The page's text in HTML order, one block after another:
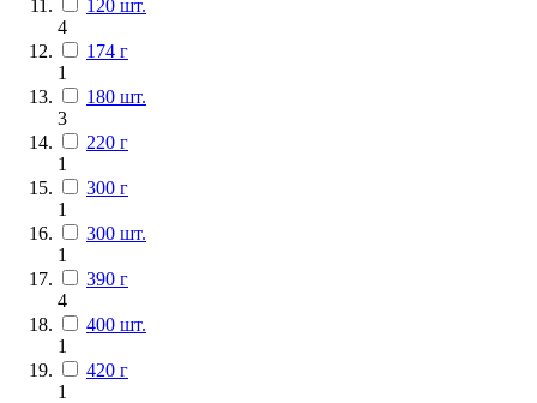
120 шт.
4
174 г
1
180 шт.
3
220 г
1
300 г
1
300 шт.
1
390 г
4
400 шт.
1
420 г
1